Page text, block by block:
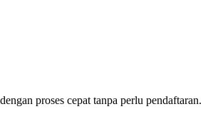
proses cepat tanpa perlu pendaftaran.